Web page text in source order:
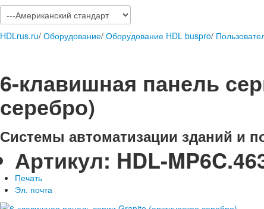
HDLrus.ru/ Оборудование/ Оборудование HDL buspro/
6-клавишная панель
серебро)
Системы автоматизации зданий и
Артикул: HDL-
Печать
Эл. почта